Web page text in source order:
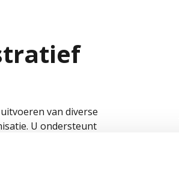
van diverse
U ondersteunt
zorgt dat interne
overzicht en